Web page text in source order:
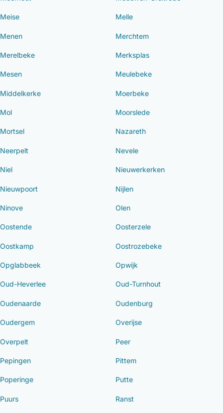
Meise Melle
Menen Merchtem
Merelbeke Merksplas
Mesen Meulebeke
Middelkerke Moerbeke
Mol Moorslede
Mortsel Nazareth
Neerpelt Nevele
Niel Nieuwerkerken
Nieuwpoort Nijlen
Ninove Olen
Oostende Oosterzele
Oostkamp Oostrozebeke
Opglabbeek Opwijk
Oud-Heverlee Oud-Turnhout
Oudenaarde Oudenburg
Oudergem Overijse
Overpelt Peer
Pepingen Pittem
Poperinge Putte
Puurs Ranst